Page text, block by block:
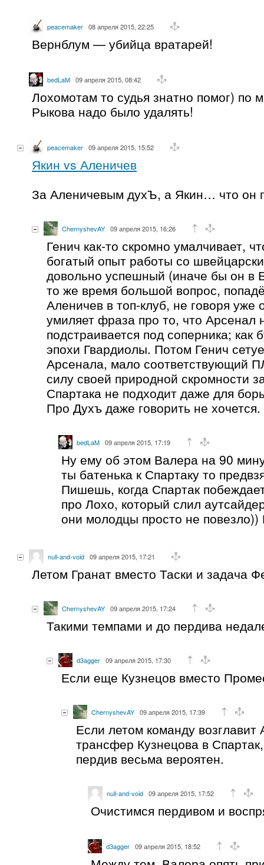
peacemaker 08 апреля 2015, 22:25
Вернблум — убийца вратарей!
bedLaM 09 апреля 2015, 08:42
Лохомотам то судья знатно помог) по
Рыкова надо было удалять!
peacemaker 09 апреля 2015, 15:52
Якин vs Аленичев
За Аленичевым духЪ, а Якин… что он
ChernyshevAY 09 апреля 2015, 16:26
Генич как-то скромно умалчивает,
богатый опыт работы со
довольно успешный (иначе бы он в
то же время большой вопрос,
Аленичев в топ-клуб, не говоря уже
умиляет фраза про то, что Арсенал
подстраивается под соперника; как
эпохи Гвардиолы. Потом Генич
Арсенала, мало соответствующий
силу своей природной скромности
Спартака не подходит даже для
Про Духъ даже говорить не хочется.
bedLaM 09 апреля 2015, 17:19
Ну ему об этом Валера на 90
ты батенька к Спартаку то
Пишешь, когда Спартак
про Лохо, который слил
они молодцы просто не повезло))
null-and-void 09 апреля 2015, 17:21
Летом Гранат вместо Таски и задача
ChernyshevAY 09 апреля 2015, 17:24
Такими темпами и до пердива
d3agger 09 апреля 2015, 17:30
Если еще Кузнецов вместо
ChernyshevAY 09 апреля 2015, 17:39
Если летом команду возглавит
трансфер Кузнецова в
пердив весьма вероятен.
null-and-void 09 апреля 2015, 17:52
Очистимся пердивом и
d3agger 09 апреля 2015, 18:52